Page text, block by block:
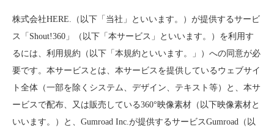
株式会社HERE.（以下「当社」といいます。）が提供するサービ
ス「Shout!360」（以下「本サービス」といいます。）を利用す
るには、利用規約（以下「本規約といいます。」）への同意が必
要です。本サービスとは、本サービスを提供しているウェブサイ
ト全体（一部を除くシステム、デザイン、テキスト等）と、本サ
ービスで配布、又は販売している360°映像素材（以下映像素材と
いいます。）と、Gumroad Inc.が提供するサービスGumroad（以